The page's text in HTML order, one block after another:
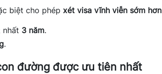
biệt cho phép xét visa vĩnh viễn sớm hơn
nhất 3 năm.
.
đường được ưu tiên nhất